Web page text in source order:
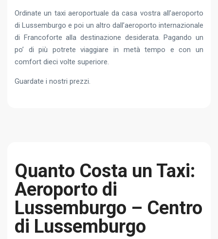
Ordinate un taxi aeroportuale da casa vostra all’aeroporto
di Lussemburgo e poi un altro dall’aeroporto internazionale
di Francoforte alla destinazione desiderata. Pagando un
po’ di più potrete viaggiare in metà tempo e con un
comfort dieci volte superiore.
Guardate i nostri prezzi.
Quanto Costa un Taxi:
Aeroporto di
Lussemburgo – Centro
di Lussemburgo